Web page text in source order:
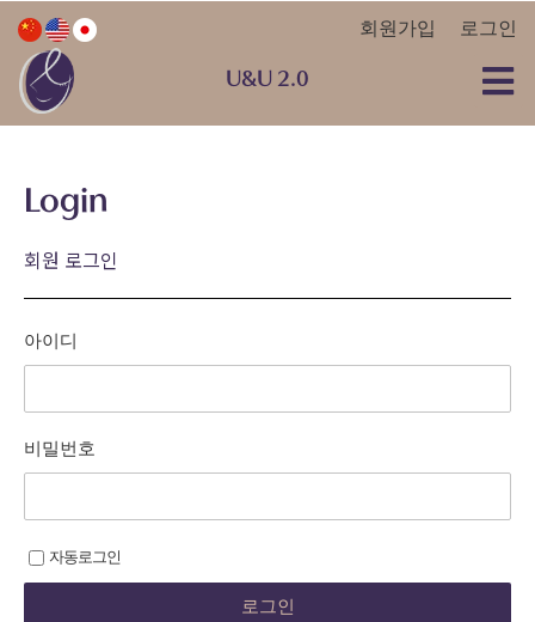
회원가입 로그인
U&U 2.0
Login
회원 로그인
아이디
비밀번호
자동로그인